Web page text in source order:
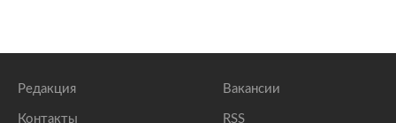
Редакция
Контакты
Вакансии
RSS